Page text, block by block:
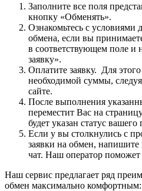
Заполните все поля
кнопку «Обменять».
Ознакомьтесь с условиями
обмена, если вы
в соответствующем поле и
заявку».
Оплатите заявку. Для
необходимой суммы,
сайте.
После выполнения
переместит Вас на
будет указан статус вашего
Если у вы столкнулись с
заявки на обмен,
чат. Наш оператор
Наш сервис предлагает ряд
обмен максимально комфортным: